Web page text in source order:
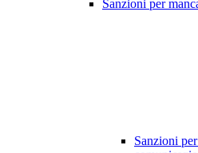
Sanzioni per
Sanzioni